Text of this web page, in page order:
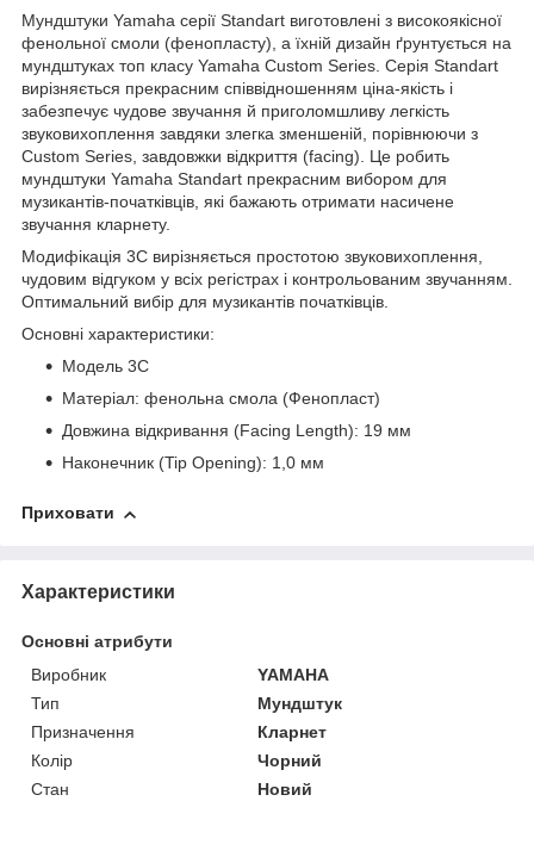
Мундштуки Yamaha серії Standart виготовлені з високоякісної
фенольної смоли (фенопласту), а їхній дизайн ґрунтується на
мундштуках топ класу Yamaha Custom Series. Серія Standart
вирізняється прекрасним співвідношенням ціна-якість і
забезпечує чудове звучання й приголомшливу легкість
звуковихоплення завдяки злегка зменшеній, порівнюючи з
Custom Series, завдовжки відкриття (facing). Це робить
мундштуки Yamaha Standart прекрасним вибором для
музикантів-початківців, які бажають отримати насичене
звучання кларнету.
Модифікація 3C вирізняється простотою звуковихоплення,
чудовим відгуком у всіх регістрах і контрольованим звучанням.
Оптимальний вибір для музикантів початківців.
Основні характеристики:
Модель 3C
Матеріал: фенольна смола (Фенопласт)
Довжина відкривання (Facing Length): 19 мм
Наконечник (Tip Opening): 1,0 мм
Приховати
Характеристики
Основні атрибути
Виробник
YAMAHA
Тип
Мундштук
Призначення
Кларнет
Колір
Чорний
Стан
Новий